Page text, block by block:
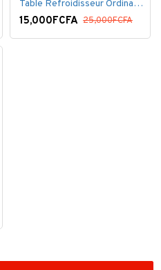
Table Refroidisseur Ordinateur Portable
15,000FCFA 25,000FCFA